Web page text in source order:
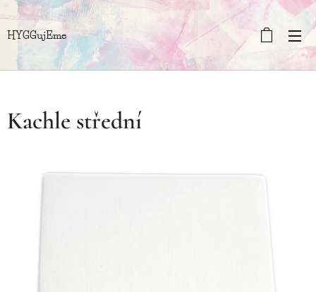
HYGGujEme
Kachle střední